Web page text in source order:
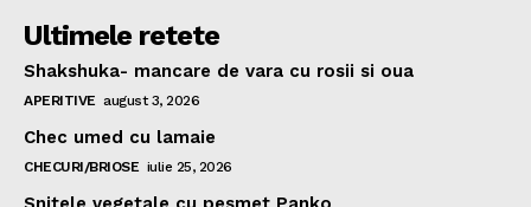
Ultimele retete
Shakshuka- mancare de vara cu rosii si oua
APERITIVE august 3, 2026
Chec umed cu lamaie
CHECURI/BRIOSE iulie 25, 2026